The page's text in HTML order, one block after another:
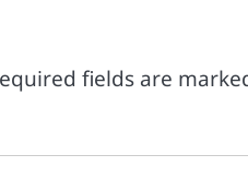
fields are